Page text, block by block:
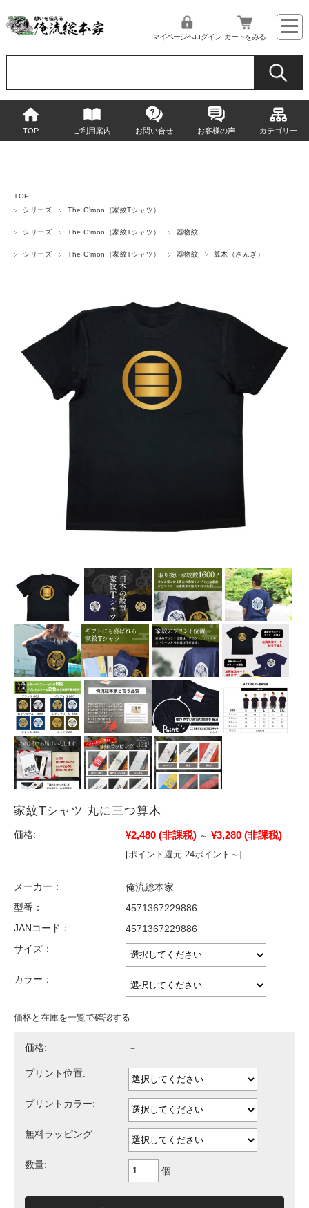
マイページへログイン カートをみる
TOP ご利用案内 お問い合せ お客様の声 カテゴリー
TOP
シリーズ
The C'mon（家紋Tシャツ）
シリーズ The C'mon（家紋Tシャツ） 器物紋
シリーズ The C'mon（家紋Tシャツ） 器物紋 算木（さんぎ）
家紋Tシャツ 丸に三つ算木
価格: ¥2,480 (非課税) ～ ¥3,280 (非課税)
[ポイント還元 24ポイント～]
メーカー：
俺流総本家
型番：
4571367229886
JANコード：
4571367229886
サイズ：
カラー：
価格と在庫を一覧で確認する
価格: －
プリント位置:
プリントカラー:
無料ラッピング:
数量:
個